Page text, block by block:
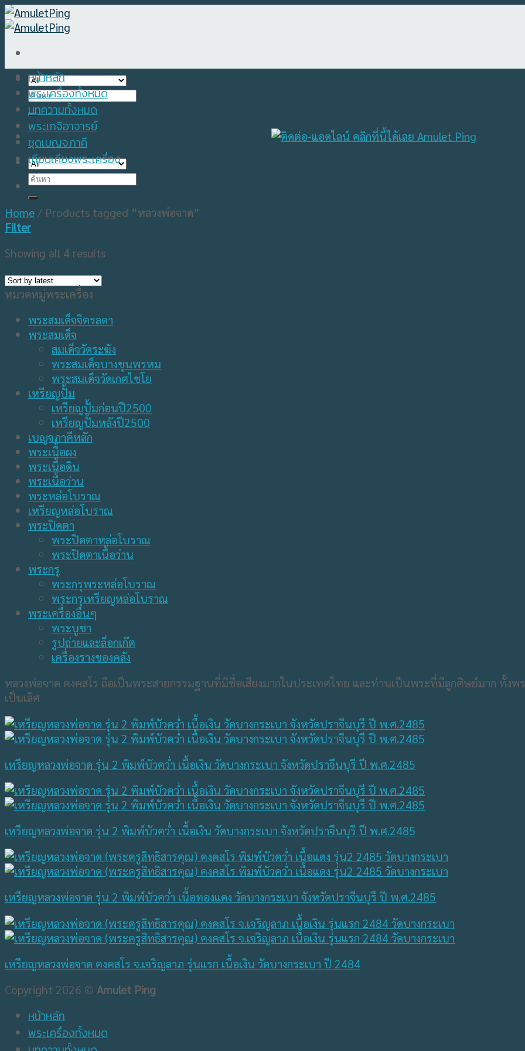
Skip
to
Search
for:
Search
หน้าหลัก
พระเครื่องทั้งหมด
บทความทั้งหมด
พระเกจิอาจารย์
ชุดเบญจภาคี
เทียบเคียงพระเครื่อง
Home / Products tagged “หลวงพ่อจาด”
Filter
Showing all 4 results
หมวดหมู่พระเครื่อง
พระสมเด็จจิตรลดา
พระสมเด็จ
สมเด็จวัดระฆัง
พระสมเด็จบางขุนพรหม
พระสมเด็จวัดเกศไชโย
เหรียญปั้ม
เหรียญปั้มก่อนปี2500
เหรียญปั้มหลังปี2500
เบญจภาคีหลัก
พระเนื้อผง
พระเนื้อดิน
พระเนื้อว่าน
พระหล่อโบราณ
เหรียญหล่อโบราณ
พระปิดตา
พระปิดตาหล่อโบราณ
พระปิดตาเนื้อว่าน
พระกรุ
พระกรุพระหล่อโบราณ
พระกรุเหรียญหล่อโบราณ
พระเครื่องอื่นๆ
พระบูชา
รูปถ่ายและล็อกเก๊ต
เครื่องรางของคลัง
หลวงพ่อจาด คงคสโร ถือเป็นพระสายกรรมฐานที่มีชื่อเสียงมากในประเทศไทย และท่านเป็นพระที่มีลูกศิษย์มาก ทั้ง
เป็นเลิศ
เหรียญหลวงพ่อจาด รุ่น 2 พิมพ์บัวคว่ำ เนื้อเงิน วัดบางกระเบา จังหวัดปราจีนบุรี ปี พ.ศ.2485
เหรียญหลวงพ่อจาด รุ่น 2 พิมพ์บัวคว่ำ เนื้อเงิน วัดบางกระเบา จังหวัดปราจีนบุรี ปี พ.ศ.2485
เหรียญหลวงพ่อจาด รุ่น 2 พิมพ์บัวคว่ำ เนื้อทองแดง วัดบางกระเบา จังหวัดปราจีนบุรี ปี พ.ศ.2485
เหรียญหลวงพ่อจาด คงคสโร จ.เจริญลาภ รุ่นแรก เนื้อเงิน วัดบางกระเบา ปี 2484
Copyright 2026 © Amulet Ping
หน้าหลัก
พระเครื่องทั้งหมด